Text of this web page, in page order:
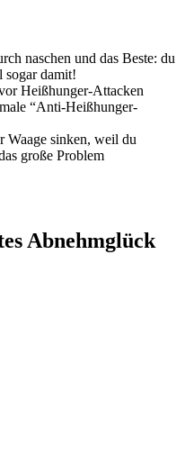
naschen und das Beste: du
sogar damit!
Heißhunger-Attacken
“Anti-Heißhunger-
Waage sinken, weil du
große Problem
Abnehmglück